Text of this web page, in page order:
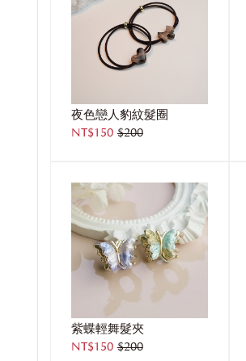
夜色戀人豹紋髮圈
NT$150 $200
紫蝶輕舞髮夾
NT$150 $200